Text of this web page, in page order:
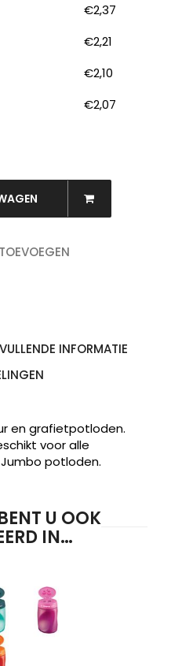
€2,37
€2,21
€2,10
€2,07
INFORMATIE
en grafietpotloden.
voor alle
potloden.
U OOK
IN…
ZOEKEN